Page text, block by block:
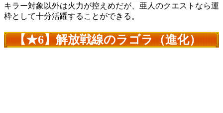
キラー対象以外は火力が控えめだが、亜人のクエストなら運
枠として十分活躍することができる。
【★6】解放戦線のラゴラ（進化）